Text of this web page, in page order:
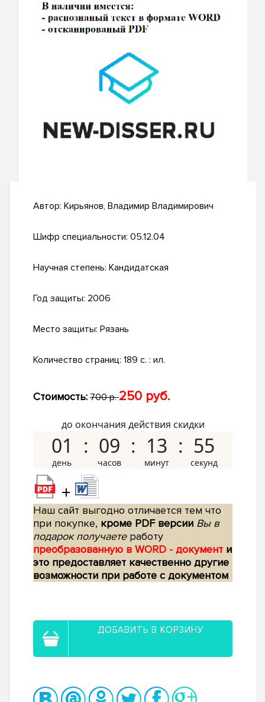
Автор: Кирьянов, Владимир Владимирович
Шифр специальности: 05.12.04
Научная степень: Кандидатская
Год защиты: 2006
Место защиты: Рязань
Количество страниц: 189 с. : ил.
Стоимость: 700 р.250 руб.
до окончания действия скидки
01 09 13 54
+
Наш сайт выгодно отличается тем что
при покупке, кроме PDF версии Вы в
подарок получаетеработу
преобразованную в WORD - документ и
это предоставляет качественно другие
возможности при работе с документом
ДОБАВИТЬ В КОРЗИНУ